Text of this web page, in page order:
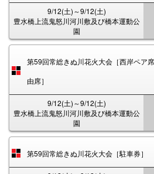
9/12(土)～9/12(土)
豊水橋上流鬼怒川河川敷及び橋本運動公
園
第59回常総きぬ川花火大会［西岸ペア
由席］
9/12(土)～9/12(土)
豊水橋上流鬼怒川河川敷及び橋本運動公
園
第59回常総きぬ川花火大会［駐車券］